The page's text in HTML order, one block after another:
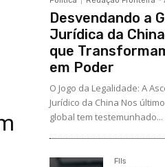
Desvendando a
Jurídica da
que
em Poder
O Jogo da Legalidade: A
Jurídico da China Nos
global tem testemunhado...
FIIs